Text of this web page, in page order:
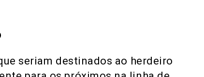
seriam destinados ao herdeiro